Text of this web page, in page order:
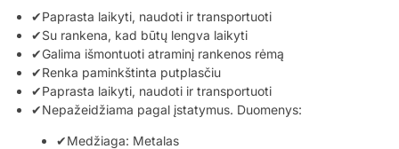
✔Paprasta laikyti, naudoti ir transportuoti
✔Su rankena, kad būtų lengva laikyti
✔Galima išmontuoti atraminį rankenos rėmą
✔Renka paminkštinta putplasčiu
✔Paprasta laikyti, naudoti ir transportuoti
✔Nepažeidžiama pagal įstatymus. Duomenys:
✔Medžiaga: Metalas